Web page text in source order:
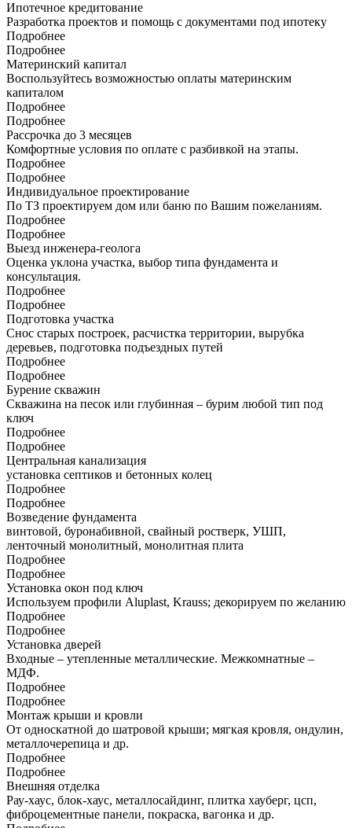
Ипотечное кредитование
Разработка проектов и помощь с документами под ипотеку
Подробнее
Подробнее
Материнский капитал
Воспользуйтесь возможностью оплаты материнским
капиталом
Подробнее
Подробнее
Рассрочка до 3 месяцев
Комфортные условия по оплате с разбивкой на этапы.
Подробнее
Подробнее
Индивидуальное проектирование
По ТЗ проектируем дом или баню по Вашим пожеланиям.
Подробнее
Подробнее
Выезд инженера-геолога
Оценка уклона участка, выбор типа фундамента и
консультация.
Подробнее
Подробнее
Подготовка участка
Снос старых построек, расчистка территории, вырубка
деревьев, подготовка подъездных путей
Подробнее
Подробнее
Бурение скважин
Скважина на песок или глубинная – бурим любой тип под
ключ
Подробнее
Подробнее
Центральная канализация
установка септиков и бетонных колец
Подробнее
Подробнее
Возведение фундамента
винтовой, буронабивной, свайный ростверк, УШП,
ленточный монолитный, монолитная плита
Подробнее
Подробнее
Установка окон под ключ
Используем профили Aluplast, Krauss; декорируем по желанию
Подробнее
Подробнее
Установка дверей
Входные – утепленные металлические. Межкомнатные –
МДФ.
Подробнее
Подробнее
Монтаж крыши и кровли
От односкатной до шатровой крыши; мягкая кровля, ондулин,
металлочерепица и др.
Подробнее
Подробнее
Внешняя отделка
Рау-хаус, блок-хаус, металлосайдинг, плитка хауберг, цсп,
фиброцементные панели, покраска, вагонка и др.